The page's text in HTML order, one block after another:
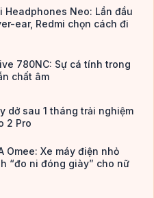
Headphones Neo: Lần đầu
ear, Redmi chọn cách đi
780NC: Sự cá tính trong
chất âm
dở sau 1 tháng trải nghiệm
2 Pro
Omee: Xe máy điện nhỏ
“đo ni đóng giày” cho nữ